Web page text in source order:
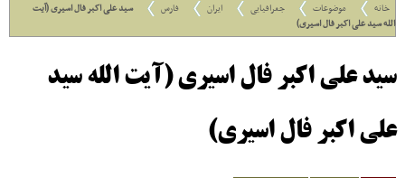
خانه موضوعات جغرافیایی ایران فارس
سید علی اکبر فال اسیری (آیت
الله سید علی اکبر فال اسیری)
سید علی اکبر فال اسیری (آیت الله سید
علی اکبر فال اسیری)